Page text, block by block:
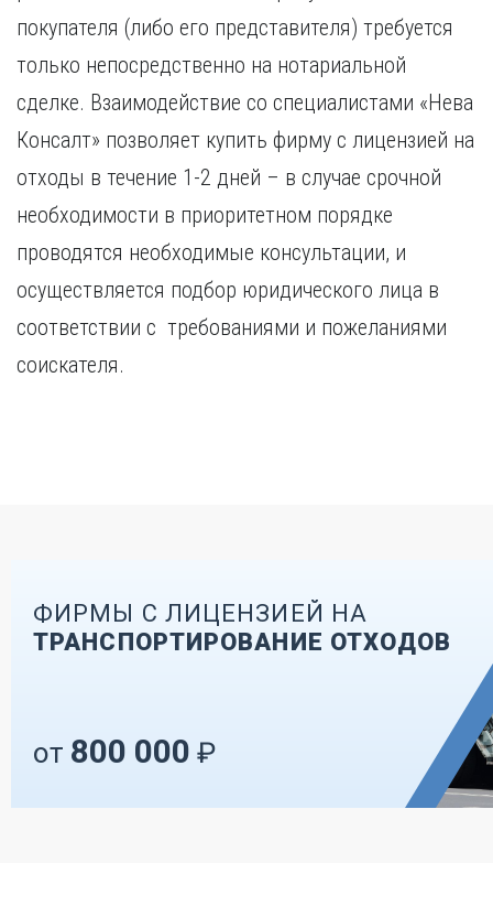
Магнитогорск
Махачкала
Мурманск
Н
Набережные Челны
Нижний Новгород
Нижний Тагил
Новокузнецк
Ч
Чебоксары
Челябинск
Чита
Я
Ярославль
покупателя (либо его представителя) требуется
только непосредственно на нотариальной
сделке. Взаимодействие со специалистами «Нева
Консалт» позволяет купить фирму с лицензией на
отходы в течение 1-2 дней – в случае срочной
необходимости в приоритетном порядке
проводятся необходимые консультации, и
осуществляется подбор юридического лица в
соответствии с требованиями и пожеланиями
соискателя.
ФИРМЫ С ЛИЦЕНЗИЕЙ НА
ТРАНСПОРТИРОВАНИЕ ОТХОДОВ
от 800 000 ₽